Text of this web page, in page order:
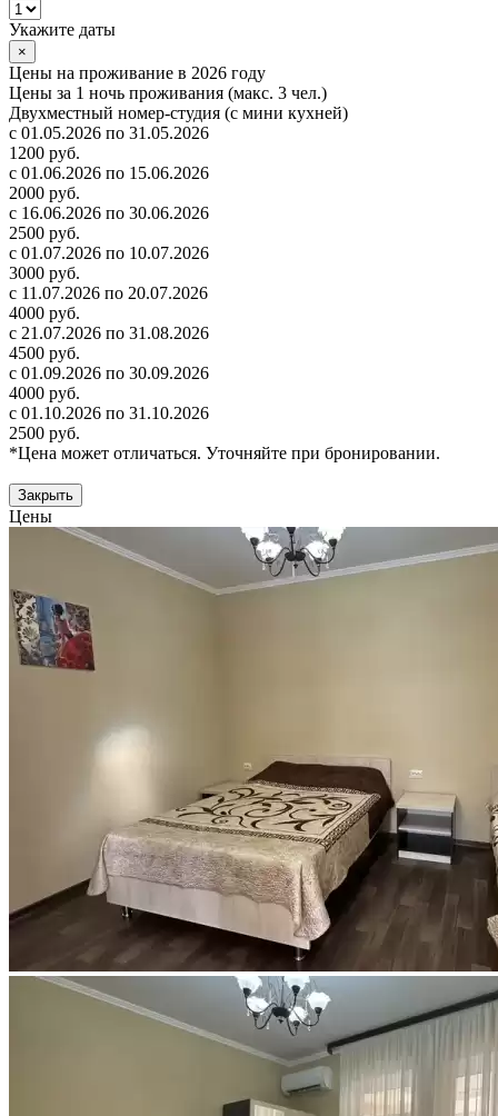
Укажите даты
×
Цены на проживание в 2026 году
Цены за 1 ночь проживания (макс. 3 чел.)
Двухместный номер-студия (с мини кухней)
с 01.05.2026 по 31.05.2026
1200 руб.
с 01.06.2026 по 15.06.2026
2000 руб.
с 16.06.2026 по 30.06.2026
2500 руб.
с 01.07.2026 по 10.07.2026
3000 руб.
с 11.07.2026 по 20.07.2026
4000 руб.
с 21.07.2026 по 31.08.2026
4500 руб.
с 01.09.2026 по 30.09.2026
4000 руб.
с 01.10.2026 по 31.10.2026
2500 руб.
*Цена может отличаться. Уточняйте при бронировании.
Закрыть
Цены